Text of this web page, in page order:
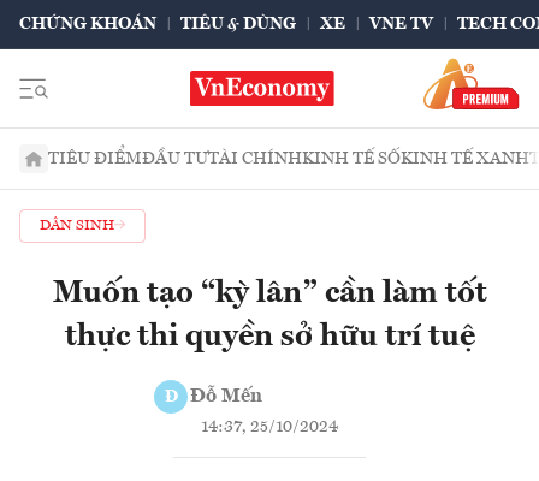
CHỨNG KHOÁN TIÊU & DÙNG XE VNE TV TECH
TIÊU ĐIỂMĐẦU TƯTÀI CHÍNHKINH TẾ SỐKINH TẾ XANH
DÂN SINH
Muốn tạo “kỳ lân” cần làm tốt
thực thi quyền sở hữu trí tuệ
Đ Đỗ Mến
14:37, 25/10/2024